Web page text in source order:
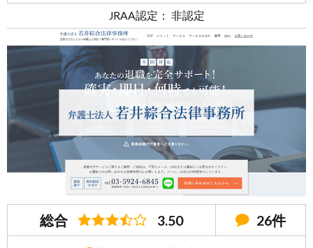
JRAA認定： 非認定
総合 3.50 26件